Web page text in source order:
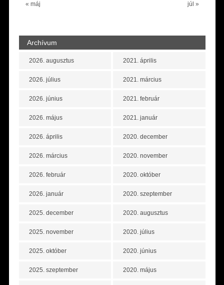
« máj júl »
Archívum
2026. augusztus
2026. július
2026. június
2026. május
2026. április
2026. március
2026. február
2026. január
2025. december
2025. november
2025. október
2025. szeptember
2021. április
2021. március
2021. február
2021. január
2020. december
2020. november
2020. október
2020. szeptember
2020. augusztus
2020. július
2020. június
2020. május